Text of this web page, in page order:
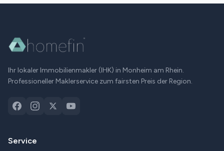
Ihr lokaler Immobilienmakler (IHK) in Monheim am Rhein.
Professioneller Maklerservice zum fairsten Preis der Region.
Service